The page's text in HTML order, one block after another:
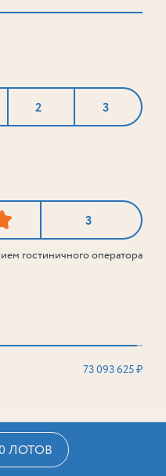
2 3
3
гостиничного оператора
73 093 625 ₽
ЛОТОВ
одного лота